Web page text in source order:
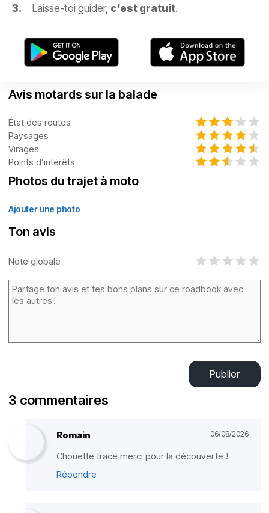
Laisse-toi guider, c’est gratuit.
Avis motards sur la balade
État des routes
Paysages
Virages
Points d’intérêts
Photos du trajet à moto
Ajouter une photo
Ton avis
Note globale
Publier
3 commentaires
Romain 06/08/2026
Chouette tracé merci pour la découverte !
Répondre